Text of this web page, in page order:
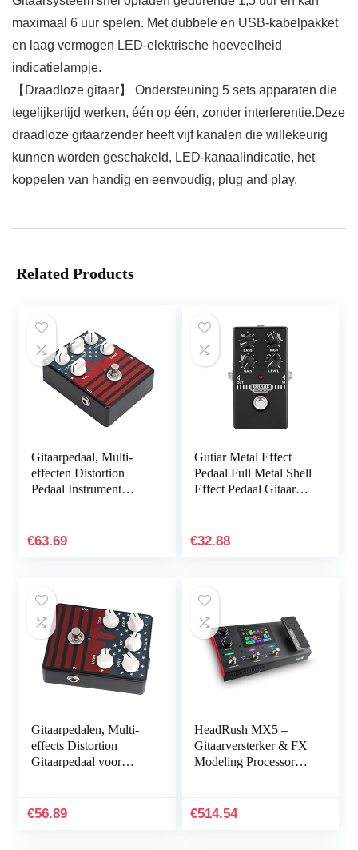
maximaal 6 uur spelen. Met dubbele en USB-kabelpakket
en laag vermogen LED-elektrische hoeveelheid
indicatielampje.
【Draadloze gitaar】 Ondersteuning 5 sets apparaten die
tegelijkertijd werken, één op één, zonder interferentie.Deze
draadloze gitaarzender heeft vijf kanalen die willekeurig
kunnen worden geschakeld, LED-kanaalindicatie, het
koppelen van handig en eenvoudig, plug and play.
Related Products
Gitaarpedaal, Multi-
effecten Distortion
Pedaal Instrument
en Bas voor…
€63.69
Gutiar Metal Effect
Pedaal Full Metal Shell
Effect Pedaal Gitaar
Schakelaar Gitaar…
€32.88
Gitaarpedalen, Multi-
effects Distortion
Gitaarpedaal voor
€56.89
HeadRush MX5 –
Gitaarversterker & FX
Modeling Processor
Expressiepedaal,
€514.54